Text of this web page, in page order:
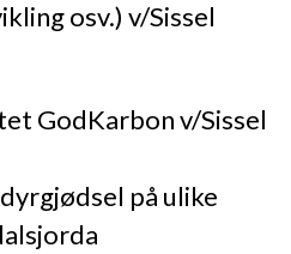
osv.) v/Sissel
GodKarbon v/Sissel
på ulike